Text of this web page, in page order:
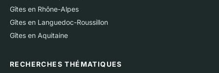
Gîtes en Rhône-Alpes
Gîtes en Languedoc-Roussillon
Gîtes en Aquitaine
RECHERCHES THÉMATIQUES